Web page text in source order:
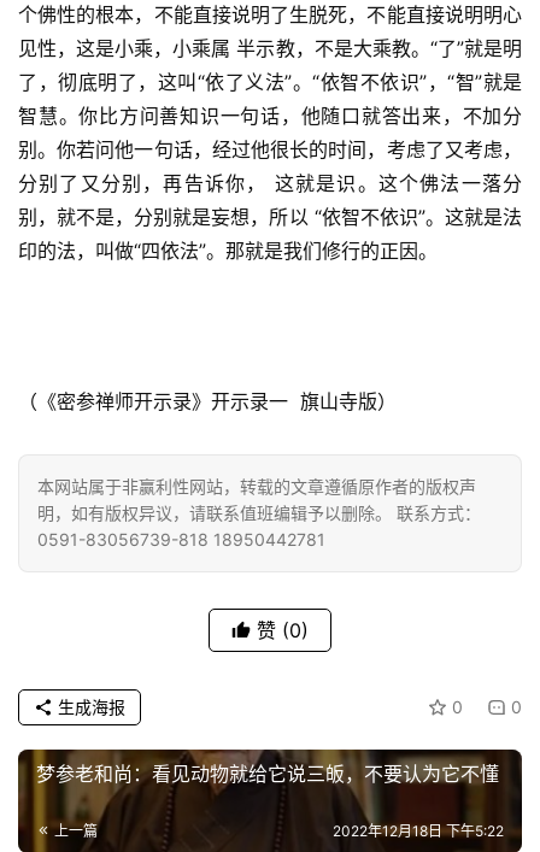
心
乐
菩
提
专
题
人
物
频
纪
登录 注册
个佛性的根本，不能直接说明了生脱死，不能直接说明明心
见性，这是小乘，小乘属 半示教，不是大乘教。“了”就是明
了，彻底明了，这叫“依了义法”。“依智不依识”，“智”就是
智慧。你比方问善知识一句话，他随口就答出来，不加分
别。你若问他一句话，经过他很长的时间，考虑了又考虑，
分别了又分别，再告诉你， 这就是识。这个佛法一落分
别，就不是，分别就是妄想，所以 “依智不依识”。这就是法
印的法，叫做“四依法”。那就是我们修行的正因。
（《密参禅师开示录》开示录一 旗山寺版）
本网站属于非赢利性网站，转载的文章遵循原作者的版权声
明，如有版权异议，请联系值班编辑予以删除。 联系方式：
0591-83056739-818 18950442781
赞 (0)
0 0
生成海报
梦参老和尚：看见动物就给它说三皈，不要认为它不懂
上一篇 2022年12月18日 下午5:22